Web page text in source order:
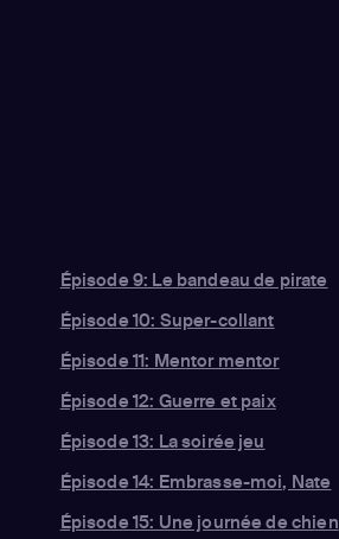
Épisode 9: Le bandeau de pirate
Épisode 10: Super-collant
Épisode 11: Mentor mentor
Épisode 12: Guerre et paix
Épisode 13: La soirée jeu
Épisode 14: Embrasse-moi, Nate
Épisode 15: Une journée de chien